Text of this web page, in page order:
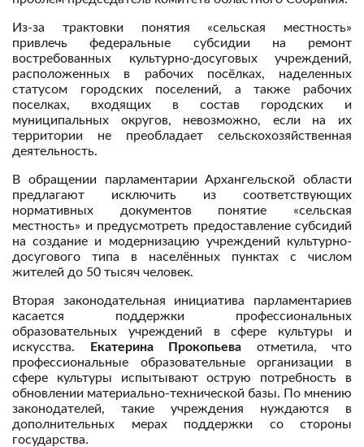
Из-за трактовки понятия «сельская местность»
привлечь федеральные субсидии на ремонт
востребованных культурно-досуговых учреждений,
расположенных в рабочих посёлках, наделенных
статусом городских поселений, а также рабочих
поселках, входящих в состав городских и
муниципальных округов, невозможно, если на их
территории не преобладает сельскохозяйственная
деятельность.
В обращении парламентарии Архангельской области
предлагают исключить из соответствующих
нормативных документов понятие «сельская
местность» и предусмотреть предоставление субсидий
на создание и модернизацию учреждений культурно-
досугового типа в населённых пунктах с числом
жителей до 50 тысяч человек.
Вторая законодательная инициатива парламентариев
касается поддержки профессиональных
образовательных учреждений в сфере культуры и
искусства.
Екатерина Прокопьева отметила, что
профессиональные образовательные организации в
сфере культуры испытывают острую потребность в
обновлении материально-технической базы. По мнению
законодателей, такие учреждения нуждаются в
дополнительных мерах поддержки со стороны
государства.